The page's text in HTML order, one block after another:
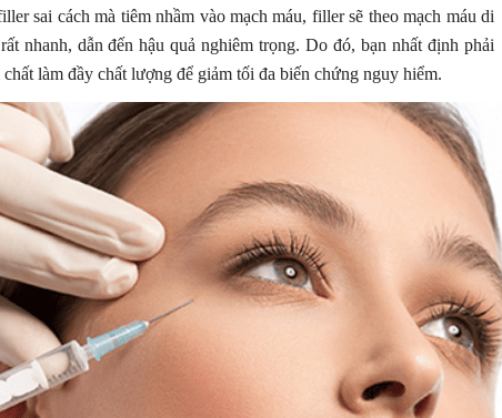
sai cách mà tiêm nhầm vào mạch máu, filler sẽ theo mạch máu di
nhanh, dẫn đến hậu quả nghiêm trọng. Do đó, bạn nhất định phải
làm đầy chất lượng để giảm tối đa biến chứng nguy hiểm.